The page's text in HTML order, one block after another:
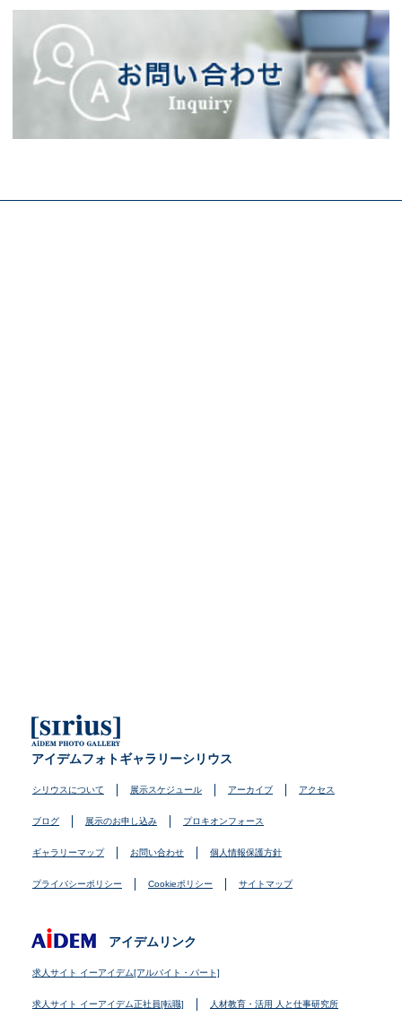
アイデムフォトギャラリーシリウス
シリウスについて 展示スケジュール アーカイブ アクセス
ブログ 展示のお申し込み プロキオンフォース
ギャラリーマップ お問い合わせ 個人情報保護方針
プライバシーポリシー Cookieポリシー サイトマップ
アイデムリンク
求人サイト イーアイデム[アルバイト・パート]
求人サイト イーアイデム正社員[転職] 人材教育・活用 人と仕事研究所